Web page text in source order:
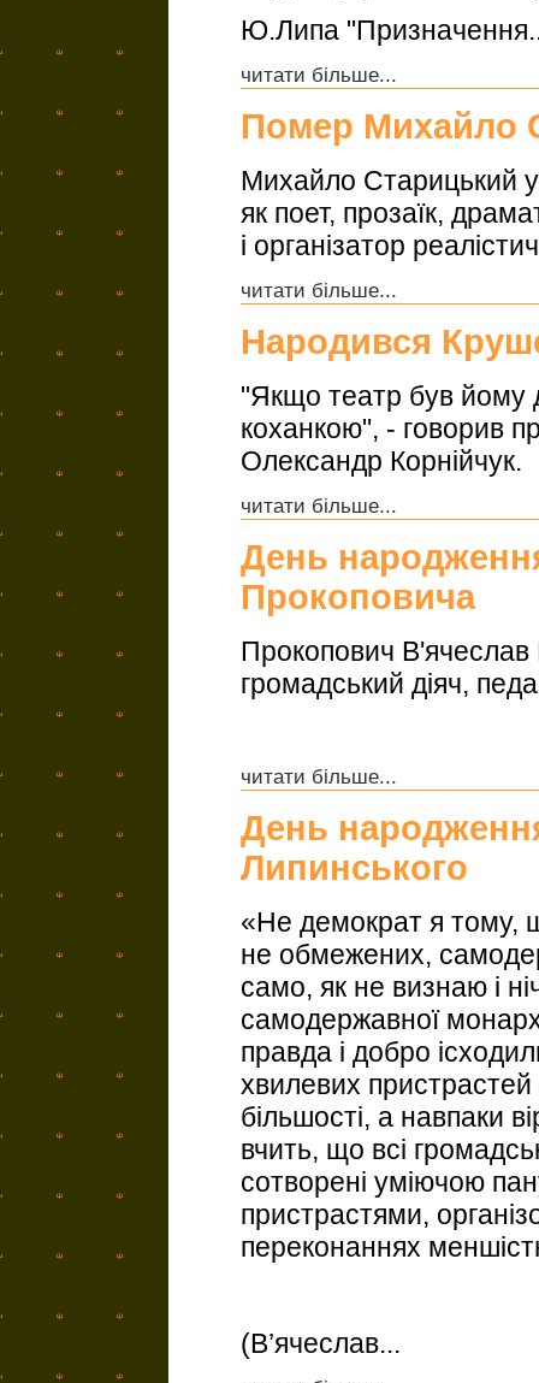
Ю.Липа
читати більше...
Помер Михайло
Михайло Старицький
як поет, прозаїк,
і організатор
читати більше...
Народився
"Якщо театр був йому
коханкою", - говорив
Олександр Корнійчук.
читати більше...
День
Прокоповича
Прокопович В'ячеслав
громадський діяч,
читати більше...
День
Липинського
«Не демократ я тому,
не обмежених,
само, як не визнаю і
самодержавної
правда і добро
хвилевих
більшості, а навпаки
вчить, що всі
сотворені уміючою
пристрастями,
переконаннях
(В’ячеслав...